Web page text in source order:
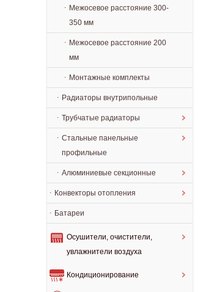
Межосевое расстояние 300-
350 мм
Межосевое расстояние 200
мм
Монтажные комплекты
Радиаторы внутрипольные
Трубчатые радиаторы
Стальные панельные
профильные
Алюминиевые секционные
Конвекторы отопления
Батареи
Осушители, очистители,
увлажнители воздуха
Кондиционирование